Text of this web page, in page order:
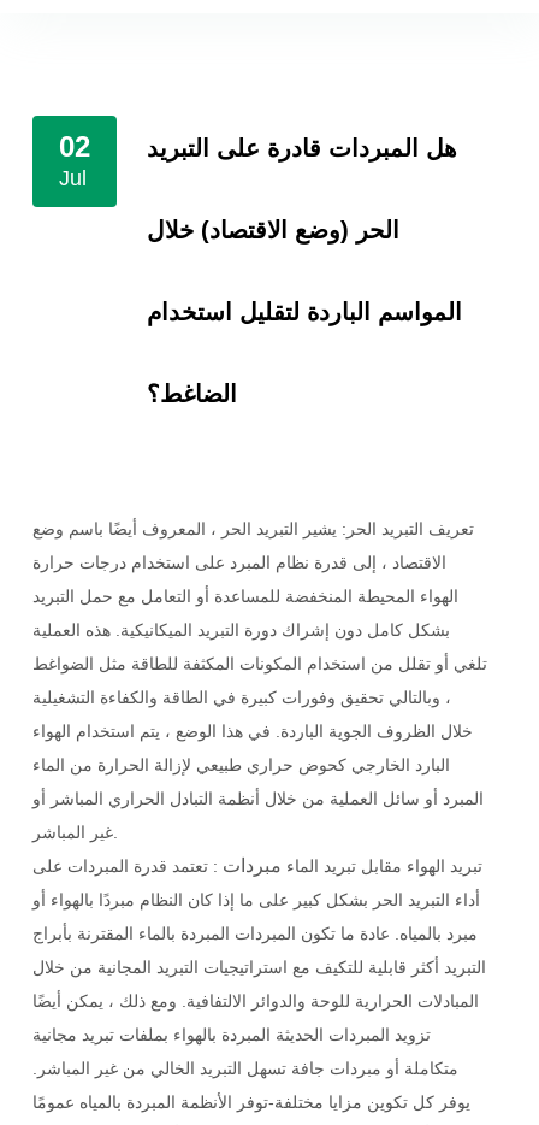
02
Jul
هل المبردات قادرة على التبريد
الحر (وضع الاقتصاد) خلال
المواسم الباردة لتقليل استخدام
الضاغط؟
تعريف التبريد الحر: يشير التبريد الحر ، المعروف أيضًا باسم وضع
الاقتصاد ، إلى قدرة نظام المبرد على استخدام درجات حرارة
الهواء المحيطة المنخفضة للمساعدة أو التعامل مع حمل التبريد
بشكل كامل دون إشراك دورة التبريد الميكانيكية. هذه العملية
تلغي أو تقلل من استخدام المكونات المكثفة للطاقة مثل الضواغط
، وبالتالي تحقيق وفورات كبيرة في الطاقة والكفاءة التشغيلية
خلال الظروف الجوية الباردة. في هذا الوضع ، يتم استخدام الهواء
البارد الخارجي كحوض حراري طبيعي لإزالة الحرارة من الماء
المبرد أو سائل العملية من خلال أنظمة التبادل الحراري المباشر أو
تبريد الهواء مقابل تبريد الماء مبردات : تعتمد قدرة المبردات على
أداء التبريد الحر بشكل كبير على ما إذا كان النظام مبردًا بالهواء أو
مبرد بالمياه. عادة ما تكون المبردات المبردة بالماء المقترنة بأبراج
التبريد أكثر قابلية للتكيف مع استراتيجيات التبريد المجانية من خلال
المبادلات الحرارية للوحة والدوائر الالتفافية. ومع ذلك ، يمكن أيضًا
تزويد المبردات الحديثة المبردة بالهواء بملفات تبريد مجانية
متكاملة أو مبردات جافة تسهل التبريد الخالي من غير المباشر.
يوفر كل تكوين مزايا مختلفة-توفر الأنظمة المبردة بالمياه عمومًا